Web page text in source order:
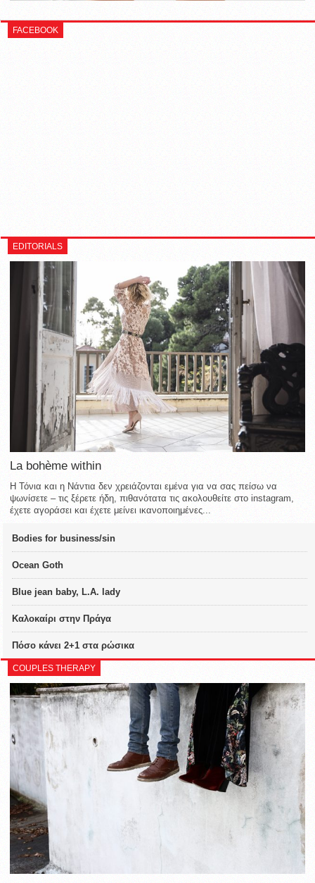
FACEBOOK
EDITORIALS
La bohème within
Η Τόνια και η Νάντια δεν χρειάζονται εμένα για να σας πείσω να
ψωνίσετε – τις ξέρετε ήδη, πιθανότατα τις ακολουθείτε στο instagram,
έχετε αγοράσει και έχετε μείνει ικανοποιημένες...
Bodies for business/sin
Ocean Goth
Blue jean baby, L.A. lady
Καλοκαίρι στην Πράγα
Πόσο κάνει 2+1 στα ρώσικα
COUPLES THERAPY